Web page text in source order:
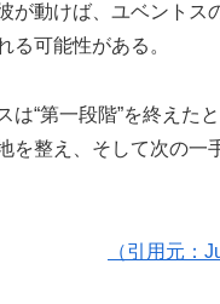
が動けば、ユベントス
る可能性がある。
は“第一段階”を終えた
を整え、そして次の一
（引用元：